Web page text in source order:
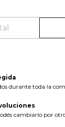
durante toda la
cambiarlo por